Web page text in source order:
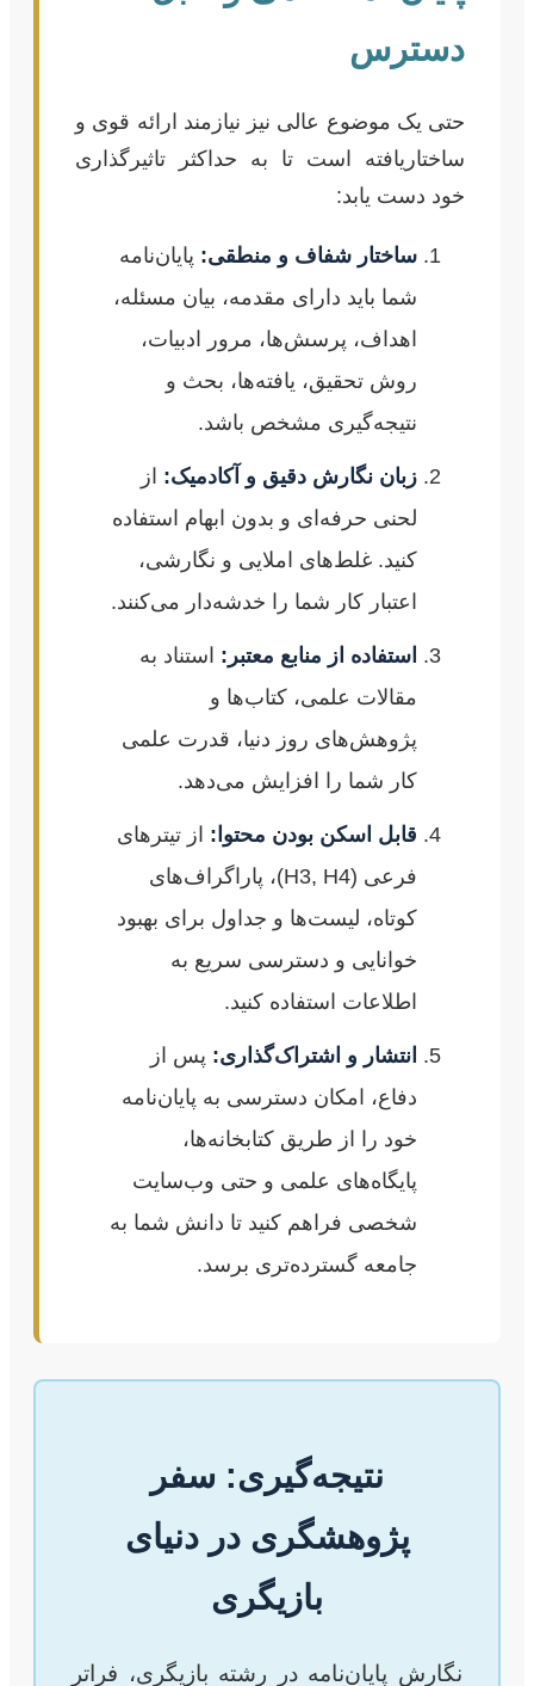
دسترس
حتی یک موضوع عالی نیز نیازمند ارائه قوی و
ساختاریافته است تا به حداکثر تاثیرگذاری
خود دست یابد:
ساختار شفاف و منطقی: پایان‌نامه
شما باید دارای مقدمه، بیان مسئله،
اهداف، پرسش‌ها، مرور ادبیات،
روش تحقیق، یافته‌ها، بحث و
نتیجه‌گیری مشخص باشد.
زبان نگارش دقیق و آکادمیک: از
لحنی حرفه‌ای و بدون ابهام استفاده
کنید. غلط‌های املایی و نگارشی،
اعتبار کار شما را خدشه‌دار می‌کنند.
استفاده از منابع معتبر: استناد به
مقالات علمی، کتاب‌ها و
پژوهش‌های روز دنیا، قدرت علمی
کار شما را افزایش می‌دهد.
قابل اسکن بودن محتوا: از تیترهای
فرعی (H3, H4)، پاراگراف‌های
کوتاه، لیست‌ها و جداول برای بهبود
خوانایی و دسترسی سریع به
اطلاعات استفاده کنید.
انتشار و اشتراک‌گذاری: پس از
دفاع، امکان دسترسی به پایان‌نامه
خود را از طریق کتابخانه‌ها،
پایگاه‌های علمی و حتی وب‌سایت
شخصی فراهم کنید تا دانش شما به
جامعه گسترده‌تری برسد.
نتیجه‌گیری: سفر
پژوهشگری در دنیای
بازیگری
نگارش پایان‌نامه در رشته بازیگری، فراتر